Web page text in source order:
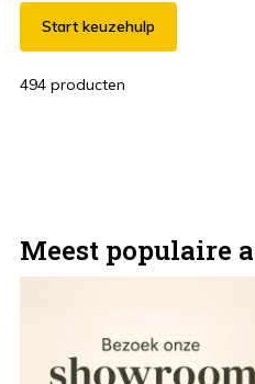
Start keuzehulp
494 producten
Meest populaire